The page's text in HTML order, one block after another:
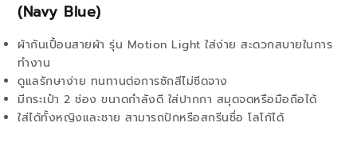
(Navy Blue)
ผ้ากันเปื้อนสายผ้า รุ่น Motion Light ใส่ง่าย สะดวกสบายในการ
ทำงาน
ดูแลรักษาง่าย ทนทานต่อการซักสีไม่ซีดจาง
มีกระเป๋า 2 ช่อง ขนาดกำลังดี ใส่ปากกา สมุดจดหรือมือถือได้
ใส่ได้ทั้งหญิงและชาย สามารถปักหรือสกรีนชื่อ โลโก้ได้